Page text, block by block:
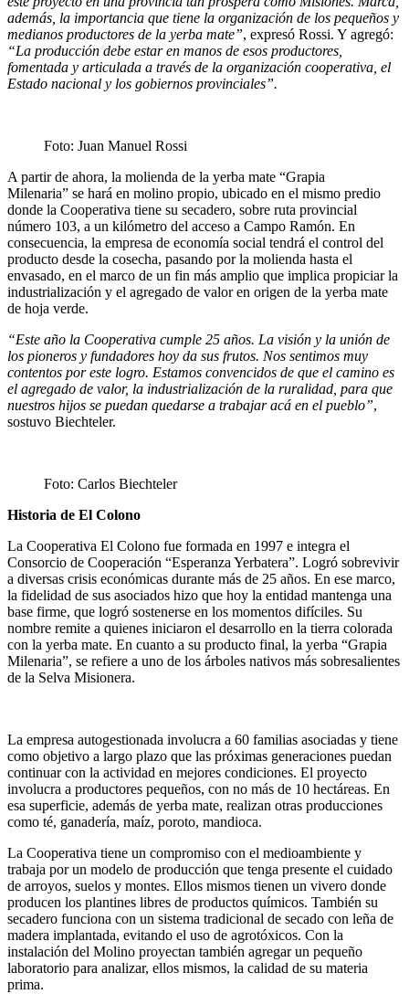
además, la importancia que tiene la organización de los pequeños y
medianos productores de la yerba mate”, expresó Rossi. Y agregó:
“La producción debe estar en manos de esos productores,
fomentada y articulada a través de la organización cooperativa, el
Estado nacional y los gobiernos provinciales”.
Foto: Juan Manuel Rossi
A partir de ahora, la molienda de la yerba mate “Grapia
Milenaria” se hará en molino propio, ubicado en el mismo predio
donde la Cooperativa tiene su secadero, sobre ruta provincial
número 103, a un kilómetro del acceso a Campo Ramón. En
consecuencia, la empresa de economía social tendrá el control del
producto desde la cosecha, pasando por la molienda hasta el
envasado, en el marco de un fin más amplio que implica propiciar la
industrialización y el agregado de valor en origen de la yerba mate
de hoja verde.
“Este año la Cooperativa cumple 25 años. La visión y la unión de
los pioneros y fundadores hoy da sus frutos. Nos sentimos muy
contentos por este logro. Estamos convencidos de que el camino es
el agregado de valor, la industrialización de la ruralidad, para que
nuestros hijos se puedan quedarse a trabajar acá en el pueblo”,
sostuvo Biechteler.
Foto: Carlos Biechteler
Historia de El Colono
La Cooperativa El Colono fue formada en 1997 e integra el
Consorcio de Cooperación “Esperanza Yerbatera”. Logró sobrevivir
a diversas crisis económicas durante más de 25 años. En ese marco,
la fidelidad de sus asociados hizo que hoy la entidad mantenga una
base firme, que logró sostenerse en los momentos difíciles. Su
nombre remite a quienes iniciaron el desarrollo en la tierra colorada
con la yerba mate. En cuanto a su producto final, la yerba “Grapia
Milenaria”, se refiere a uno de los árboles nativos más sobresalientes
de la Selva Misionera.
La empresa autogestionada involucra a 60 familias asociadas y tiene
como objetivo a largo plazo que las próximas generaciones puedan
continuar con la actividad en mejores condiciones. El proyecto
involucra a productores pequeños, con no más de 10 hectáreas. En
esa superficie, además de yerba mate, realizan otras producciones
como té, ganadería, maíz, poroto, mandioca.
La Cooperativa tiene un compromiso con el medioambiente y
trabaja por un modelo de producción que tenga presente el cuidado
de arroyos, suelos y montes. Ellos mismos tienen un vivero donde
producen los plantines libres de productos químicos. También su
secadero funciona con un sistema tradicional de secado con leña de
madera implantada, evitando el uso de agrotóxicos. Con la
instalación del Molino proyectan también agregar un pequeño
laboratorio para analizar, ellos mismos, la calidad de su materia
prima.